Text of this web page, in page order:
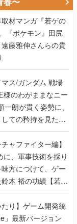
材マンガ『若ゲの
『ポケモン』田尻
藤雅伸さんらの貴
/ガンダム 戦場
様のわがままなニー
朗が貫く姿勢に、
ての矜持を見た
ャファイター編】
に、軍事技術を採り
方につけて、ゲー
木 裕の功績【若ゲ
たり】ゲーム開発統
」最新バージョン